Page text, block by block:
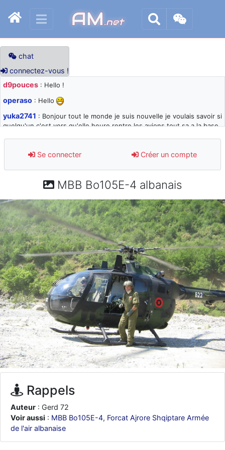
AM.net
chat
connectez-vous !
d9pouces : Hello !
operaso : Hello
yuka2741 : Bonjour tout le monde je suis nouvelle je voulais savoir si
quelqu'un c'est vers qu'elle heure rentre les avions tout sa a la base
d9pouces: désolé pour les quelques blocages du site ces derniers
jours : je teste des méthodes contre le spam et les bots trop nocifs
: Super, la nouvelle bannière
d9pouces: je suis un avion@,._,+ > lesquels ? je ne suis pas sûr de
comprendre
d9pouces: ouakamois > si tu parles du sujet sur l'Armée de l'Air,
bien sûr que oui !
je suis un avion@,._,+: Bonjour je viens d'arriver il y a quelques
moi et quelques avions n'ont pas les mêmes noms qu'aujourd'hui
ouakamois: Bonjourà toutes et à tous.en espérantque ces
quelques images du Pays Basque vous auront plu ; Agur…
d9pouces: Je me rattraperai à la Ferté samedi
d9pouces : Malheureusement non un peu trop loin pour moi !
fox_50 : Bonjour, certains parmis vous étaient-ils présent au
meeting de Lann Bihoué de 2026 ?
cachée dans les pins : Coucou et excellente année 2026 à tous et
au site!
jericho
: Bonne année et tous mes meilleurs voeux à tous pour
2026 !
little boy
: je vous souhaite un bon réveillon pour cette nouvelle
année!
Se connecter Créer un compte
MBB Bo105E-4 albanais
Rappels
Auteur : Gerd 72
Voir aussi : MBB Bo105E-4, Forcat Ajrore Shqiptare Armée
de l'air albanaise